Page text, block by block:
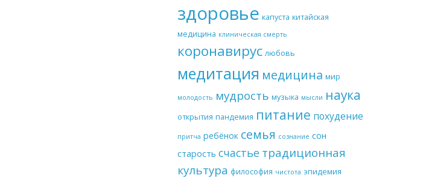
здоровье капуста китайская
медицина клиническая смерть
коронавирус любовь
медитация медицина мир
молодость мудрость музыка мысли наука
открытия пандемия питание похудение
притча ребёнок семья сознание сон
старость счастье традиционная
культура философия чистота эпидемия